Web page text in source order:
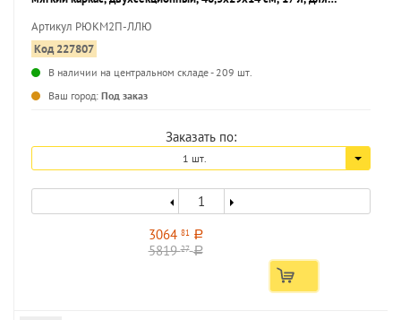
Артикул РЮКМ2П-ЛЛЮ
Код 227807
В наличии на центральном складе - 209 шт.
Ваш город: Под заказ
Заказать по:
1 шт.
3064 81 a
581927 a